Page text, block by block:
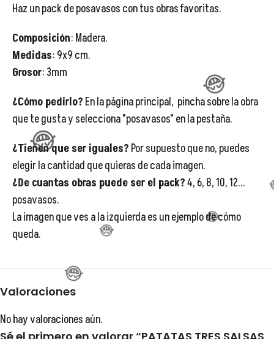
Haz un pack de posavasos con tus obras favoritas.
Composición: Madera.
Medidas: 9x9 cm.
Grosor: 3mm
¿Cómo pedirlo? En la página principal, pincha sobre la obra
que te gusta y selecciona "posavasos" en la pestaña.
¿Tienen que ser iguales? Por supuesto que no, puedes
elegir la cantidad que quieras de cada imagen.
¿De cuantas obras puede ser el pack?4, 6, 8, 10, 12...
posavasos.
La imagen que ves a la izquierda es un ejemplo de cómo
queda.
Valoraciones
No hay valoraciones aún.
😂
😂
😂